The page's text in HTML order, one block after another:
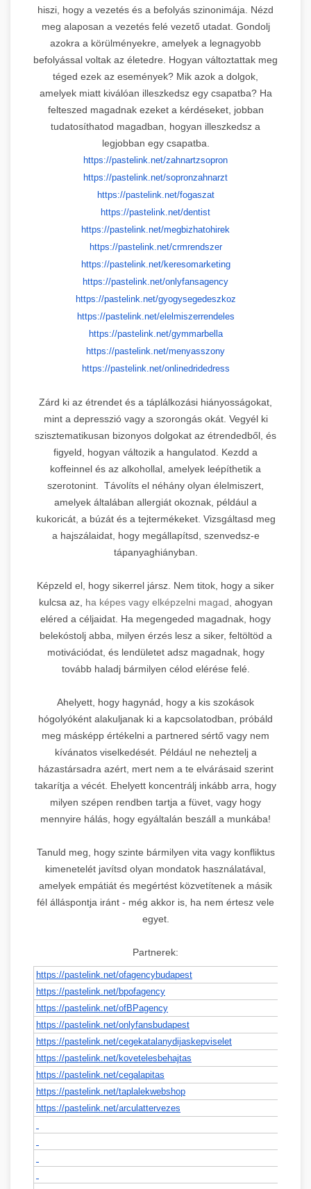
hiszi, hogy a vezetés és a befolyás szinonimája. Nézd
meg alaposan a vezetés felé vezető utadat. Gondolj
azokra a körülményekre, amelyek a legnagyobb
befolyással voltak az életedre. Hogyan változtattak meg
téged ezek az események? Mik azok a dolgok,
amelyek miatt kiválóan illeszkedsz egy csapatba? Ha
felteszed magadnak ezeket a kérdéseket, jobban
tudatosíthatod magadban, hogyan illeszkedsz a
legjobban egy csapatba.
https://pastelink.net/zahnartzsopron
https://pastelink.net/sopronzahnarzt
https://pastelink.net/fogaszat
https://pastelink.net/dentist
https://pastelink.net/megbizhatohirek
https://pastelink.net/crmrendszer
https://pastelink.net/keresomarketing
https://pastelink.net/onlyfansagency
https://pastelink.net/gyogysegedeszkoz
https://pastelink.net/elelmiszerrendeles
https://pastelink.net/gymmarbella
https://pastelink.net/menyasszony
https://pastelink.net/onlinedridedress
Zárd ki az étrendet és a táplálkozási hiányosságokat,
mint a depresszió vagy a szorongás okát. Vegyél ki
szisztematikusan bizonyos dolgokat az étrendedből, és
figyeld, hogyan változik a hangulatod. Kezdd a
koffeinnel és az alkohollal, amelyek leépíthetik a
szerotonint. Távolíts el néhány olyan élelmiszert,
amelyek általában allergiát okoznak, például a
kukoricát, a búzát és a tejtermékeket. Vizsgáltasd meg
a hajszálaidat, hogy megállapítsd, szenvedsz-e
tápanyaghiányban.
Képzeld el, hogy sikerrel jársz. Nem titok, hogy a siker
kulcsa az, ha képes vagy elképzelni magad, ahogyan
eléred a céljaidat. Ha megengeded magadnak, hogy
belekóstolj abba, milyen érzés lesz a siker, feltöltöd a
motivációdat, és lendületet adsz magadnak, hogy
tovább haladj bármilyen célod elérése felé.
Ahelyett, hogy hagynád, hogy a kis szokások
hógolyóként alakuljanak ki a kapcsolatodban, próbáld
meg másképp értékelni a partnered sértő vagy nem
kívánatos viselkedését. Például ne neheztelj a
házastársadra azért, mert nem a te elvárásaid szerint
takarítja a vécét. Ehelyett koncentrálj inkább arra, hogy
milyen szépen rendben tartja a füvet, vagy hogy
mennyire hálás, hogy egyáltalán beszáll a munkába!
Tanuld meg, hogy szinte bármilyen vita vagy konfliktus
kimenetelét javítsd olyan mondatok használatával,
amelyek empátiát és megértést közvetítenek a másik
fél álláspontja iránt - még akkor is, ha nem értesz vele
egyet.
Partnerek:
https://pastelink.net/ofagencybudapest
https://pastelink.net/bpofagency
https://pastelink.net/ofBPagency
https://pastelink.net/onlyfansbudapest
https://pastelink.net/cegekatalanydijaskepviselet
https://pastelink.net/kovetelesbehajtas
https://pastelink.net/cegalapitas
https://pastelink.net/taplalekwebshop
https://pastelink.net/arculattervezes